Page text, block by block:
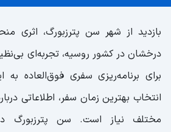
بازدید از شهر سن پترزبورگ، اثری
درخشان در کشور روسیه، تجربه‌ای
برای برنامه‌ریزی سفری فوق‌العاده
انتخاب بهترین زمان سفر، اطلاعاتی
مختلف نیاز است. سن پترزبورگ